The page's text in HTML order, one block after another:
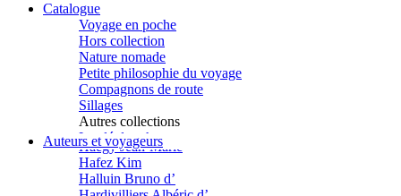
Catalogue
Voyage en poche
Hors collection
Nature nomade
Petite philosophie du voyage
Compagnons de route
Sillages
Autres collections
La clé des champs
Chemins d’étoiles
Visions
Auteurs et voyageurs
Grange Florent
Gras Cédric
Griette Olivier
Guéguéniat Jean-Yves
Guerrier Gérard
Guillemot Agnès
Guillotel Pierre-Antoine
Guyon Élizabeth
Haegy Jean-Marie
Hafez Kim
Halluin Bruno d’